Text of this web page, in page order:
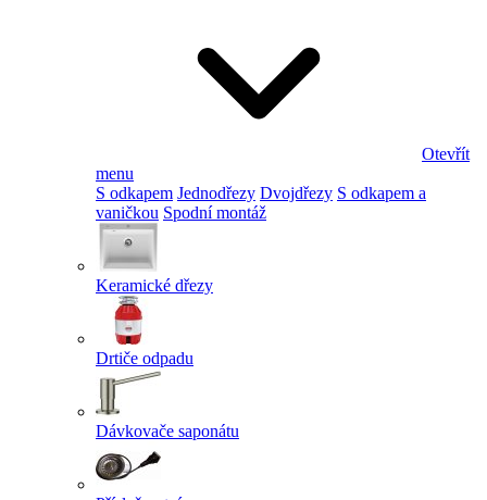
Otevřít
menu
S odkapem Jednodřezy Dvojdřezy S odkapem a
vaničkou Spodní montáž
Keramické dřezy
Drtiče odpadu
Dávkovače saponátu